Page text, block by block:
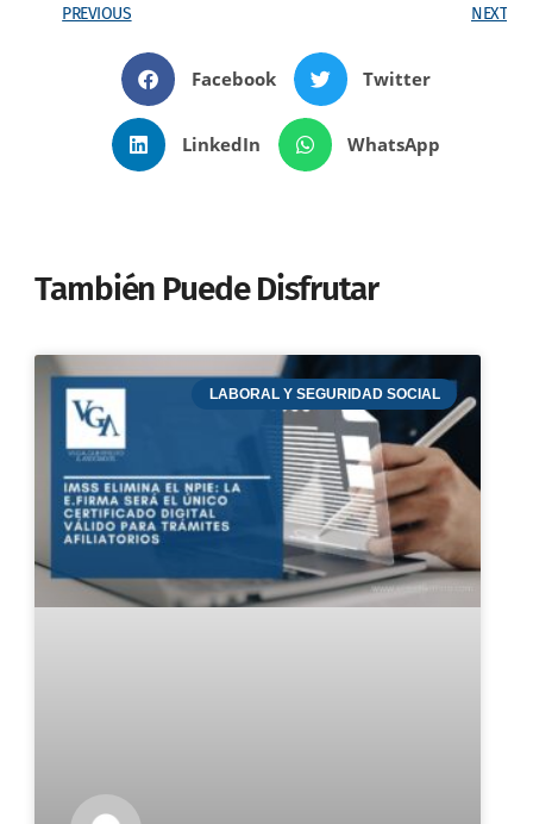
PREVIOUS NEXT
Facebook Twitter
LinkedIn WhatsApp
También Puede Disfrutar
LABORAL Y SEGURIDAD SOCIAL